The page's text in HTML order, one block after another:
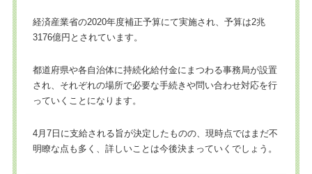
経済産業省の2020年度補正予算にて実施され、予算は2兆
3176億円とされています。
都道府県や各自治体に持続化給付金にまつわる事務局が設置
され、それぞれの場所で必要な手続きや問い合わせ対応を行
っていくことになります。
4月7日に支給される旨が決定したものの、現時点ではまだ不
明瞭な点も多く、詳しいことは今後決まっていくでしょう。